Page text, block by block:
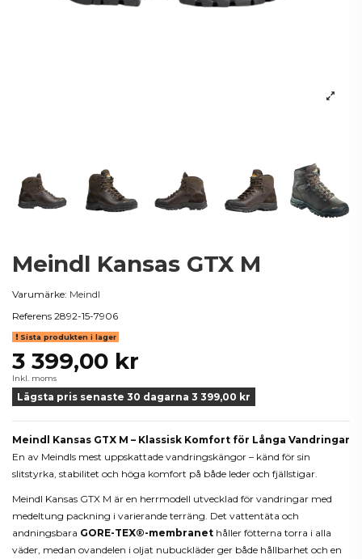
Meindl Kansas GTX M
Varumärke: Meindl
Referens 2892-15-7906
Sista produkten i lager
3 399,00 kr
Inkl. moms
Lägsta pris senaste 30 dagarna 3 399,00 kr
Meindl Kansas GTX M – Klassisk Komfort för Långa Vandringar
En av Meindls mest uppskattade vandringskängor – känd för sin
slitstyrka, stabilitet och höga komfort på både leder och fjällstigar.
Meindl Kansas GTX M är en herrmodell utvecklad för vandringar med
medeltung packning i varierande terräng. Det vattentäta och
andningsbara GORE-TEX®-membranet håller fötterna torra i alla
väder, medan ovandelen i oljat nubuckläder ger både hållbarhet och en